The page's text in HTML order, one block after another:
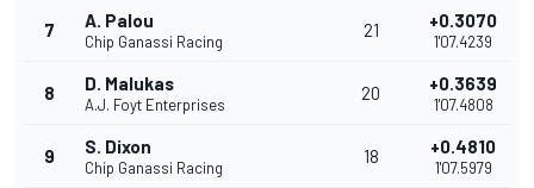
7 A. Palou
Chip Ganassi Racing
21 +0.3070
1'07.4239
8 D. Malukas
A.J. Foyt Enterprises
20 +0.3639
1'07.4808
9 S. Dixon
Chip Ganassi Racing
18 +0.4810
1'07.5979